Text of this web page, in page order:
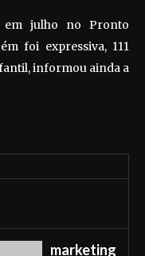
em julho no Pronto
foi expressiva, 111
informou ainda a
marketing